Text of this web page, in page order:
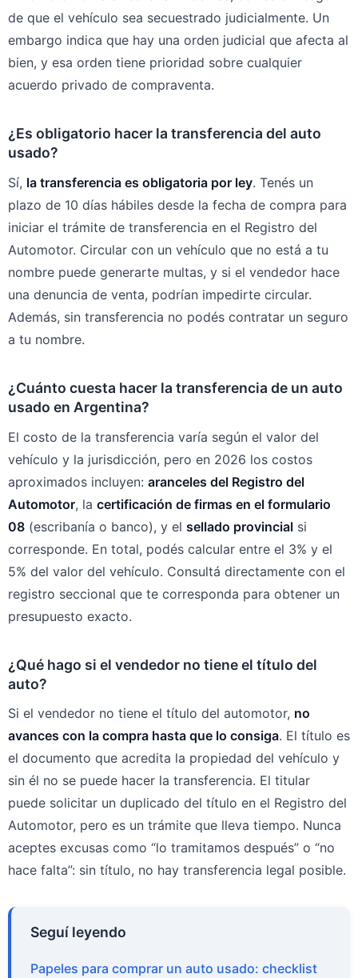
de que el vehículo sea secuestrado judicialmente. Un
embargo indica que hay una orden judicial que afecta al
bien, y esa orden tiene prioridad sobre cualquier
acuerdo privado de compraventa.
¿Es obligatorio hacer la transferencia del auto
usado?
Sí, la transferencia es obligatoria por ley. Tenés un
plazo de 10 días hábiles desde la fecha de compra para
iniciar el trámite de transferencia en el Registro del
Automotor. Circular con un vehículo que no está a tu
nombre puede generarte multas, y si el vendedor hace
una denuncia de venta, podrían impedirte circular.
Además, sin transferencia no podés contratar un seguro
a tu nombre.
¿Cuánto cuesta hacer la transferencia de un auto
usado en Argentina?
El costo de la transferencia varía según el valor del
vehículo y la jurisdicción, pero en 2026 los costos
aproximados incluyen: aranceles del Registro del
Automotor, la certificación de firmas en el formulario
08 (escribanía o banco), y el sellado provincial si
corresponde. En total, podés calcular entre el 3% y el
5% del valor del vehículo. Consultá directamente con el
registro seccional que te corresponda para obtener un
presupuesto exacto.
¿Qué hago si el vendedor no tiene el título del
auto?
Si el vendedor no tiene el título del automotor, no
avances con la compra hasta que lo consiga. El título es
el documento que acredita la propiedad del vehículo y
sin él no se puede hacer la transferencia. El titular
puede solicitar un duplicado del título en el Registro del
Automotor, pero es un trámite que lleva tiempo. Nunca
aceptes excusas como “lo tramitamos después” o “no
hace falta”: sin título, no hay transferencia legal posible.
Seguí leyendo
Papeles para comprar un auto usado: checklist